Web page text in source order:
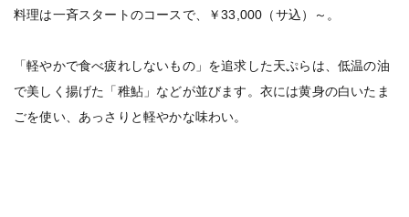
料理は一斉スタートのコースで、￥33,000（サ込）～。
「軽やかで食べ疲れしないもの」を追求した天ぷらは、低温の油
で美しく揚げた「稚鮎」などが並びます。衣には黄身の白いたま
ごを使い、あっさりと軽やかな味わい。